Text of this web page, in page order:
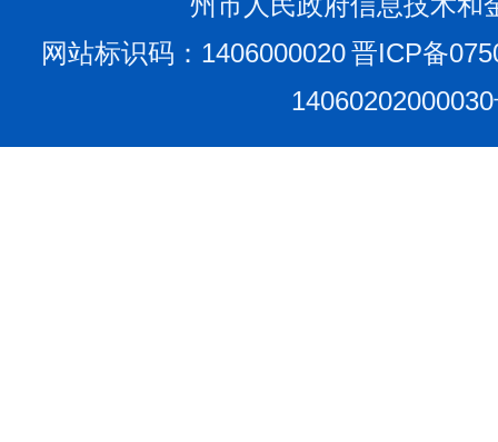
网站标识码：1406000020晋ICP备